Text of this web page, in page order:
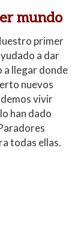
mundo
primer
a dar
a llegar donde
nuevos
vivir
han dado
todas ellas.